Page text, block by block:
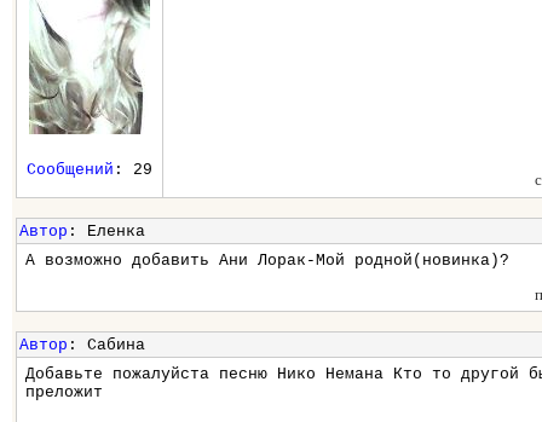
Сообщений : 29
Автор : Еленка
А возможно добавить Ани Лорак-Мой родной(новинка)?
Автор : Сабина
Добавьте пожалуйста песню Нико Немана Кто то другой
преложит